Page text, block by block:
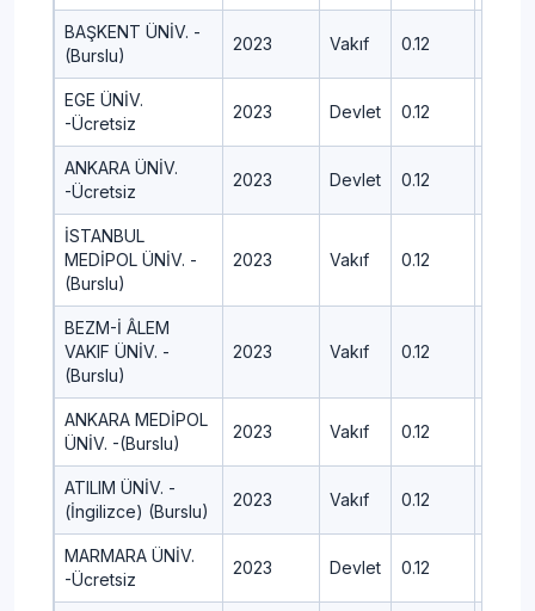
BAŞKENT ÜNİV. -
(Burslu)
2023 Vakıf 0.12
EGE ÜNİV.
-Ücretsiz
2023 Devlet 0.12
ANKARA ÜNİV.
-Ücretsiz
2023 Devlet 0.12
İSTANBUL
MEDİPOL ÜNİV. -
(Burslu)
2023 Vakıf 0.12
BEZM-İ ÂLEM
VAKIF ÜNİV. -
(Burslu)
2023 Vakıf 0.12
ANKARA MEDİPOL
ÜNİV. -(Burslu)
2023 Vakıf 0.12
ATILIM ÜNİV. -
(İngilizce) (Burslu)
2023 Vakıf 0.12
MARMARA ÜNİV.
-Ücretsiz
2023 Devlet 0.12